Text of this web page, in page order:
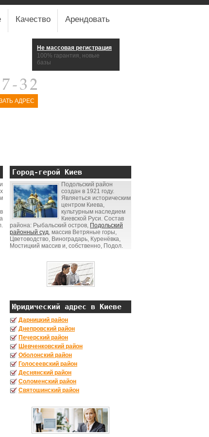
Качество Арендовать
АДРЕС
Не массовая регистрация
100% гарантия, новые
базы
Город-герой Киев
Подольский район
создан в 1921 году.
Являеться историческим
центром Киева,
культурным наследием
Киевской Руси. Состав
района: Рыбальский остров, Подольский
районный суд, массив Ветряные горы,
Цветоводство, Виноградарь, Куренёвка,
Мостицкий массив и, собственно, Подол.
Юридический адрес в Киеве
Дарницкий район
Днепровский район
Печерский район
Шевченковский район
Оболонский район
Голосеевский район
Деснянский район
Соломенский район
Святошинский район